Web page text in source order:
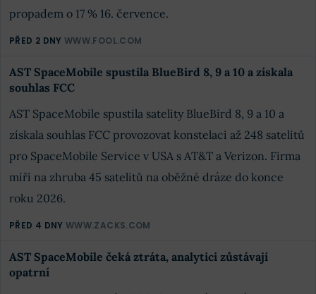
propadem o 17 % 16. července.
PŘED 2 DNY WWW.FOOL.COM
AST SpaceMobile spustila BlueBird 8, 9 a 10 a získala
souhlas FCC
AST SpaceMobile spustila satelity BlueBird 8, 9 a 10 a
získala souhlas FCC provozovat konstelaci až 248 satelitů
pro SpaceMobile Service v USA s AT&T a Verizon. Firma
míří na zhruba 45 satelitů na oběžné dráze do konce
roku 2026.
PŘED 4 DNY WWW.ZACKS.COM
AST SpaceMobile čeká ztráta, analytici zůstávají
opatrní